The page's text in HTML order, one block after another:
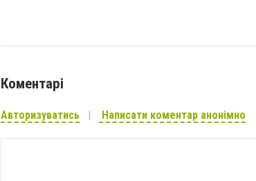
Коментарі
Авторизуватись Написати коментар анонімно